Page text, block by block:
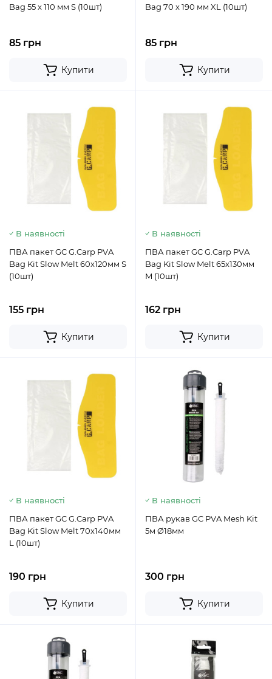
Bag 55 x 110 мм S (10шт)
85 грн
Купити
Bag 70 x 190 мм XL (10шт)
85 грн
Купити
В наявності
ПВА пакет GC G.Carp PVA
Bag Kit Slow Melt 60x120мм S
(10шт)
155 грн
Купити
В наявності
ПВА пакет GC G.Carp PVA
Bag Kit Slow Melt 65x130мм
M (10шт)
162 грн
Купити
В наявності
ПВА пакет GC G.Carp PVA
Bag Kit Slow Melt 70x140мм
L (10шт)
190 грн
Купити
В наявності
ПВА рукав GC PVA Mesh Kit
5м Ø18мм
300 грн
Купити